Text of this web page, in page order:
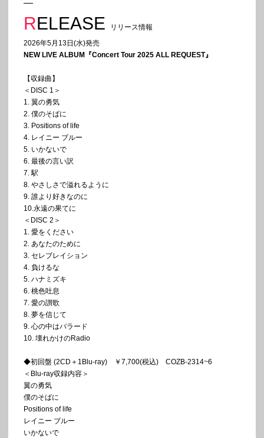
RELEASE
リリース情報
2026年5月13日(水)発売
NEW LIVE ALBUM『Concert Tour 2025 ALL REQUEST』
【収録曲】
＜DISC 1＞
1. 翼の勇気
2. 僕のそばに
3. Positions of life
4. レイニー ブルー
5. いかないで
6. 最後の言い訳
7. 駅
8. やさしさで溢れるように
9. 誰より好きなのに
10.永遠の果てに
＜DISC 2＞
1. 愛をください
2. あなたのために
3. セレブレイション
4. 負けるな
5. ハナミズキ
6. 桃色吐息
7. 愛の讃歌
8. 夢を信じて
9. 心の中はバラード
10. 壊れかけのRadio
◆初回盤 (2CD＋1Blu-ray) ￥7,700(税込) COZB-2314~6
＜Blu-ray収録内容＞
翼の勇気
僕のそばに
Positions of life
レイニー ブルー
いかないで